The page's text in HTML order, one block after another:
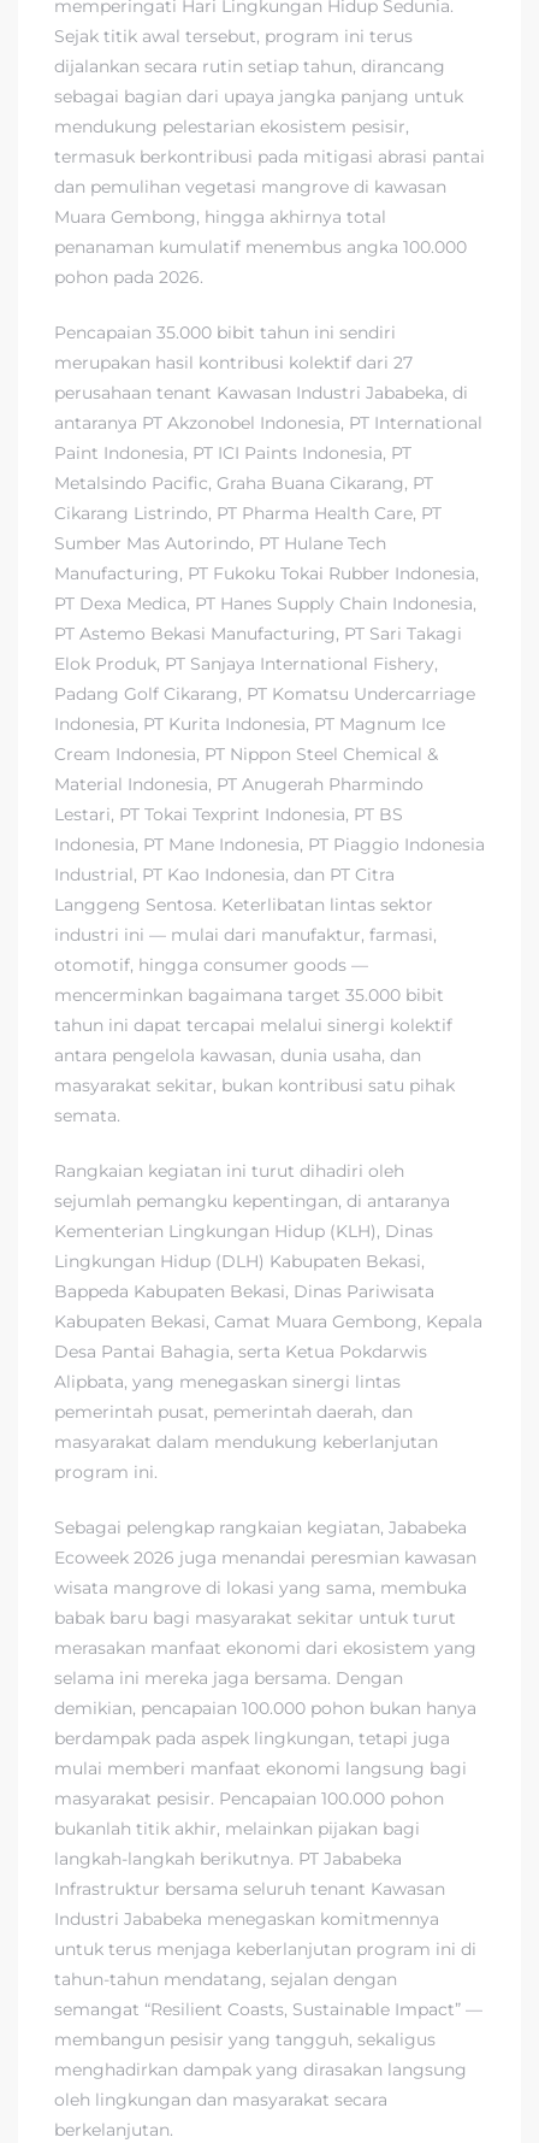
memperingati Hari Lingkungan Hidup Sedunia.
Sejak titik awal tersebut, program ini terus
dijalankan secara rutin setiap tahun, dirancang
sebagai bagian dari upaya jangka panjang untuk
mendukung pelestarian ekosistem pesisir,
termasuk berkontribusi pada mitigasi abrasi pantai
dan pemulihan vegetasi mangrove di kawasan
Muara Gembong, hingga akhirnya total
penanaman kumulatif menembus angka 100.000
pohon pada 2026.
Pencapaian 35.000 bibit tahun ini sendiri
merupakan hasil kontribusi kolektif dari 27
perusahaan tenant Kawasan Industri Jababeka, di
antaranya PT Akzonobel Indonesia, PT International
Paint Indonesia, PT ICI Paints Indonesia, PT
Metalsindo Pacific, Graha Buana Cikarang, PT
Cikarang Listrindo, PT Pharma Health Care, PT
Sumber Mas Autorindo, PT Hulane Tech
Manufacturing, PT Fukoku Tokai Rubber Indonesia,
PT Dexa Medica, PT Hanes Supply Chain Indonesia,
PT Astemo Bekasi Manufacturing, PT Sari Takagi
Elok Produk, PT Sanjaya International Fishery,
Padang Golf Cikarang, PT Komatsu Undercarriage
Indonesia, PT Kurita Indonesia, PT Magnum Ice
Cream Indonesia, PT Nippon Steel Chemical &
Material Indonesia, PT Anugerah Pharmindo
Lestari, PT Tokai Texprint Indonesia, PT BS
Indonesia, PT Mane Indonesia, PT Piaggio Indonesia
Industrial, PT Kao Indonesia, dan PT Citra
Langgeng Sentosa. Keterlibatan lintas sektor
industri ini — mulai dari manufaktur, farmasi,
otomotif, hingga consumer goods —
mencerminkan bagaimana target 35.000 bibit
tahun ini dapat tercapai melalui sinergi kolektif
antara pengelola kawasan, dunia usaha, dan
masyarakat sekitar, bukan kontribusi satu pihak
semata.
Rangkaian kegiatan ini turut dihadiri oleh
sejumlah pemangku kepentingan, di antaranya
Kementerian Lingkungan Hidup (KLH), Dinas
Lingkungan Hidup (DLH) Kabupaten Bekasi,
Bappeda Kabupaten Bekasi, Dinas Pariwisata
Kabupaten Bekasi, Camat Muara Gembong, Kepala
Desa Pantai Bahagia, serta Ketua Pokdarwis
Alipbata, yang menegaskan sinergi lintas
pemerintah pusat, pemerintah daerah, dan
masyarakat dalam mendukung keberlanjutan
program ini.
Sebagai pelengkap rangkaian kegiatan, Jababeka
Ecoweek 2026 juga menandai peresmian kawasan
wisata mangrove di lokasi yang sama, membuka
babak baru bagi masyarakat sekitar untuk turut
merasakan manfaat ekonomi dari ekosistem yang
selama ini mereka jaga bersama. Dengan
demikian, pencapaian 100.000 pohon bukan hanya
berdampak pada aspek lingkungan, tetapi juga
mulai memberi manfaat ekonomi langsung bagi
masyarakat pesisir. Pencapaian 100.000 pohon
bukanlah titik akhir, melainkan pijakan bagi
langkah-langkah berikutnya. PT Jababeka
Infrastruktur bersama seluruh tenant Kawasan
Industri Jababeka menegaskan komitmennya
untuk terus menjaga keberlanjutan program ini di
tahun-tahun mendatang, sejalan dengan
semangat “Resilient Coasts, Sustainable Impact” —
membangun pesisir yang tangguh, sekaligus
menghadirkan dampak yang dirasakan langsung
oleh lingkungan dan masyarakat secara
berkelanjutan.